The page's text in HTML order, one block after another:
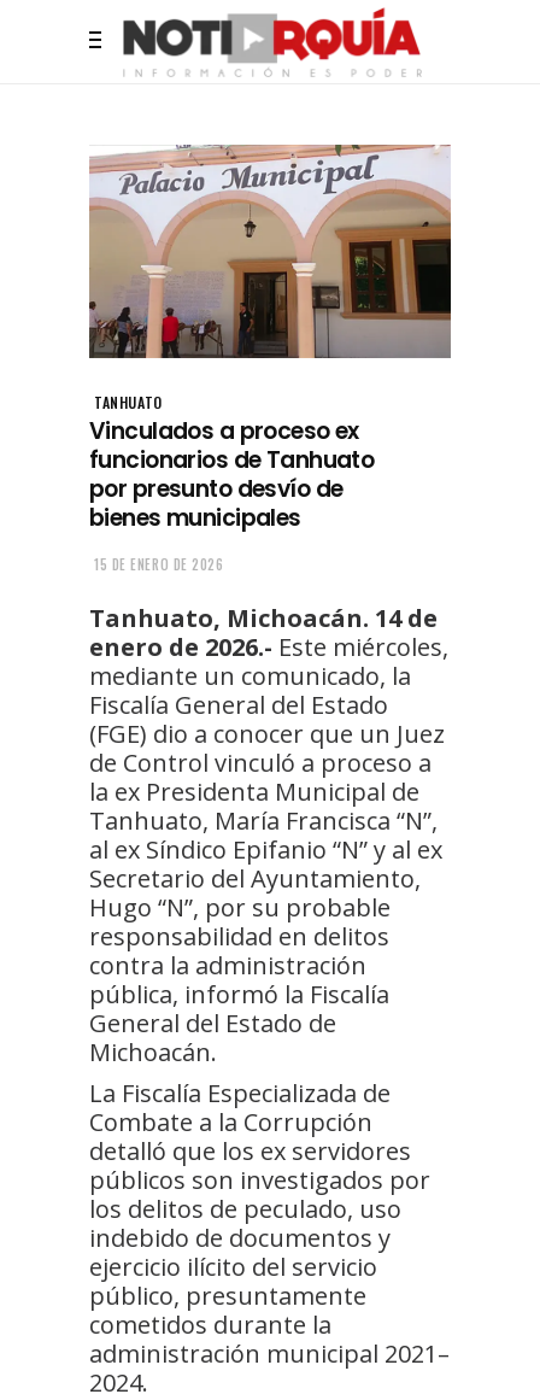
TANHUATO
Vinculados a proceso ex
funcionarios de Tanhuato
por presunto desvío de
bienes municipales
15 DE ENERO DE 2026
Tanhuato, Michoacán. 14 de
enero de 2026.- Este miércoles,
mediante un comunicado, la
Fiscalía General del Estado
(FGE) dio a conocer que un Juez
de Control vinculó a proceso a
la ex Presidenta Municipal de
Tanhuato, María Francisca “N”,
al ex Síndico Epifanio “N” y al ex
Secretario del Ayuntamiento,
Hugo “N”, por su probable
responsabilidad en delitos
contra la administración
pública, informó la Fiscalía
General del Estado de
Michoacán.
La Fiscalía Especializada de
Combate a la Corrupción
detalló que los ex servidores
públicos son investigados por
los delitos de peculado, uso
indebido de documentos y
ejercicio ilícito del servicio
público, presuntamente
cometidos durante la
administración municipal 2021–
2024.